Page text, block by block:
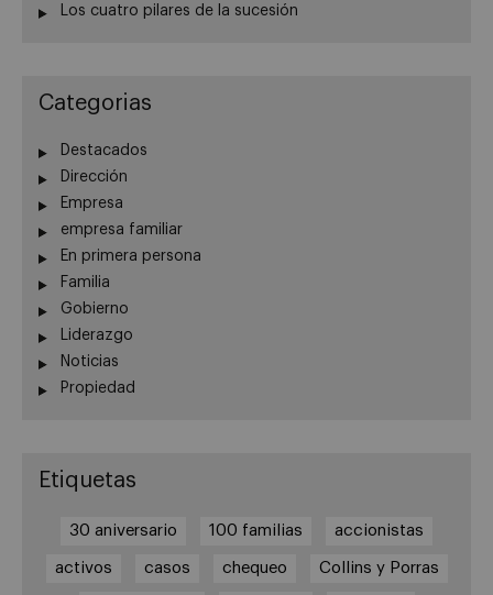
Los cuatro pilares de la sucesión
Categorias
Destacados
Dirección
Empresa
empresa familiar
En primera persona
Familia
Gobierno
Liderazgo
Noticias
Propiedad
Etiquetas
30 aniversario 100 familias accionistas
activos casos chequeo Collins y Porras